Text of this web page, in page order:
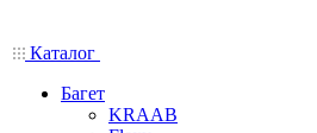
Каталог
Багет
KRAAB